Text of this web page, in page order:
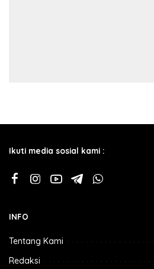
Ikuti media sosial kami :
INFO
Tentang Kami
Redaksi